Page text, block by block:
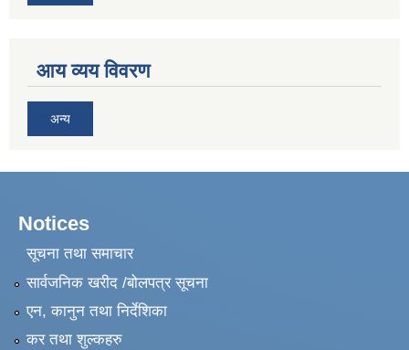
आय व्यय विवरण
अन्य
Notices
सूचना तथा समाचार
सार्वजनिक खरीद /बोलपत्र सूचना
एन, कानुन तथा निर्देशिका
कर तथा शुल्कहरु